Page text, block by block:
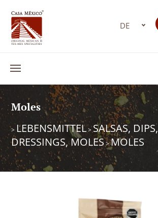
Moles
> LEBENSMITTEL>SALSAS, DIPS,
DRESSINGS, MOLES>MOLES